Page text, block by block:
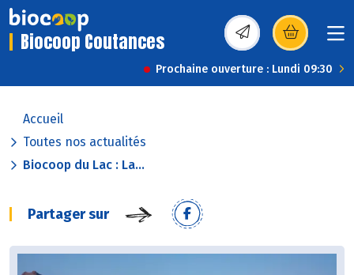
Biocoop Coutances (s’ouvre dans une
Prochaine ouverture : Lundi 09:30
Accueil
Toutes nos actualités
Biocoop du Lac : La...
Partager sur